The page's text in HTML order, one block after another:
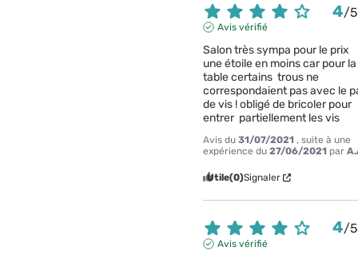
4/5
Avis vérifié
Salon très sympa pour le prix
une étoile en moins car pour la
table certains  trous ne
correspondaient pas avec le
de vis ! obligé de bricoler pour
entrer  partiellement les vis
Avis du31/07/2021 , suite à une
expérience du27/06/2021 par
Utile(0)Signaler
4/5
Avis vérifié